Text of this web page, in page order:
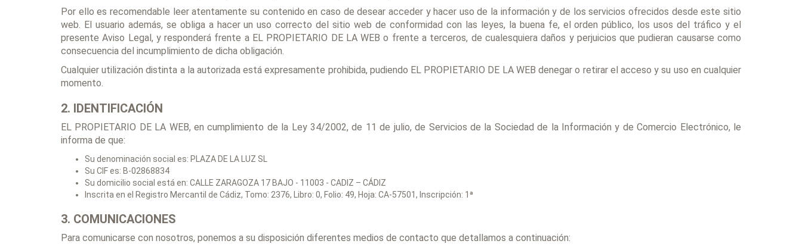
Por ello es recomendable leer atentamente su contenido en caso de desear acceder y hacer uso de la información y de los servicios ofrecidos desde este sitio
web. El usuario además, se obliga a hacer un uso correcto del sitio web de conformidad con las leyes, la buena fe, el orden público, los usos del tráfico y el
presente Aviso Legal, y responderá frente a EL PROPIETARIO DE LA WEB o frente a terceros, de cualesquiera daños y perjuicios que pudieran causarse como
consecuencia del incumplimiento de dicha obligación.
Cualquier utilización distinta a la autorizada está expresamente prohibida, pudiendo EL PROPIETARIO DE LA WEB denegar o retirar el acceso y su uso en cualquier
momento.
2. IDENTIFICACIÓN
EL PROPIETARIO DE LA WEB, en cumplimiento de la Ley 34/2002, de 11 de julio, de Servicios de la Sociedad de la Información y de Comercio Electrónico, le
informa de que:
Su denominación social es: PLAZA DE LA LUZ SL
Su CIF es: B-02868834
Su domicilio social está en: CALLE ZARAGOZA 17 BAJO - 11003 - CADIZ – CÁDIZ
Inscrita en el Registro Mercantil de Cádiz, Tomo: 2376, Libro: 0, Folio: 49, Hoja: CA-57501, Inscripción: 1ª
3. COMUNICACIONES
Para comunicarse con nosotros, ponemos a su disposición diferentes medios de contacto que detallamos a continuación: